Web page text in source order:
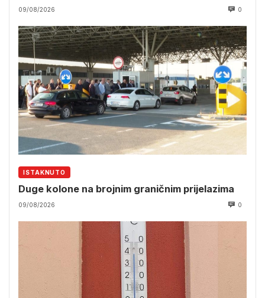
09/08/2026 0
ISTAKNUTO
Duge kolone na brojnim graničnim prijelazima
09/08/2026 0